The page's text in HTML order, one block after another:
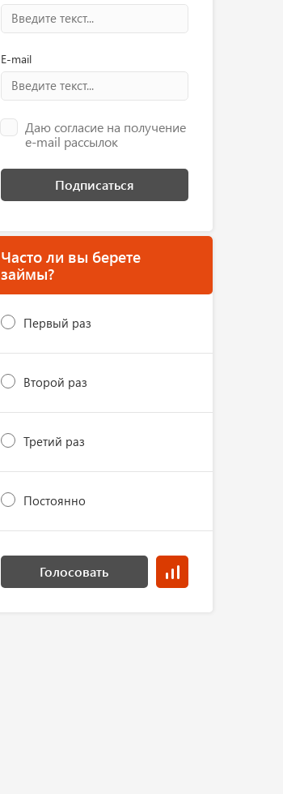
E-mail
Даю согласие на получение
e-mail рассылок
Подписаться
Часто ли вы берете
займы?
Первый раз
Второй раз
Третий раз
Постоянно
Голосовать